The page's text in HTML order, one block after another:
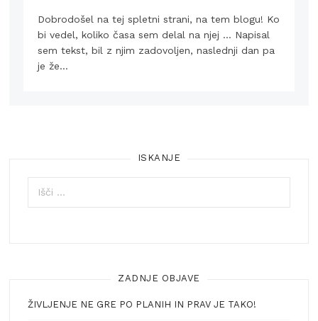
Dobrodošel na tej spletni strani, na tem blogu! Ko
bi vedel, koliko časa sem delal na njej … Napisal
sem tekst, bil z njim zadovoljen, naslednji dan pa
je že…
ISKANJE
Išči:
ZADNJE OBJAVE
ŽIVLJENJE NE GRE PO PLANIH IN PRAV JE TAKO!